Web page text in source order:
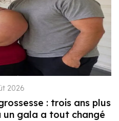
2026
: trois ans plus
gala a tout changé